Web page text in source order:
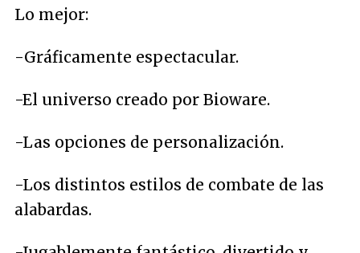
Lo mejor:
-Gráficamente espectacular.
-El universo creado por Bioware.
-Las opciones de personalización.
-Los distintos estilos de combate de las
alabardas.